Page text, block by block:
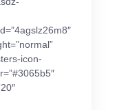
icon-